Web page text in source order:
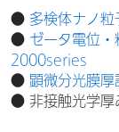
● 多検体ナノ
● ゼータ電位
2000series
● 顕微分光膜
● 非接触光学厚